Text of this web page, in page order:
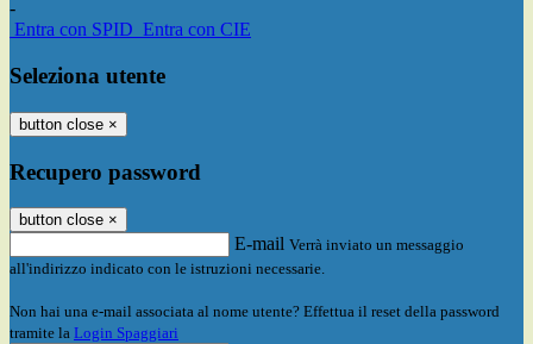
-
Entra con SPID Entra con CIE
Seleziona utente
button close ×
Recupero password
button close ×
E-mail Verrà inviato un messaggio
all'indirizzo indicato con le istruzioni necessarie.
Non hai una e-mail associata al nome utente? Effettua il reset della password
tramite la Login Spaggiari